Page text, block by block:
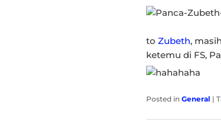
to Zubeth,
ketemu di FS,
Posted in General |